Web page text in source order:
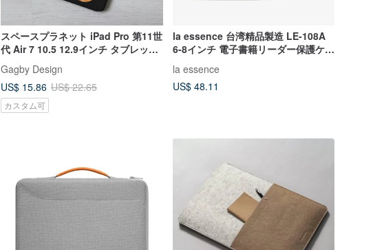
スペースプラネット iPad Pro 第11世
代 Air 7 10.5 12.9インチ タブレット
ケース
Gagby Design
US$ 15.86 US$ 22.65
カスタム可
la essence 台湾精品製造 LE-108A
6-8インチ 電子書籍リーダー保護ケー
スla essence
US$ 48.11